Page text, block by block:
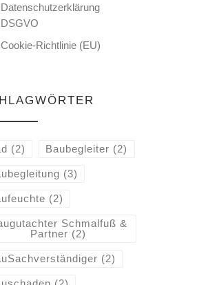
Datenschutzerklärung
DSGVO
Cookie-Richtlinie (EU)
(2) Baubegleiter (2)
(3)
(2)
Schmalfuß &
Partner (2)
(2)